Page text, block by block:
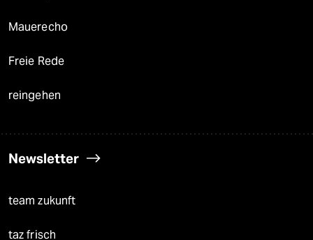
Mauerecho
Freie Rede
reingehen
Newsletter
team zukunft
taz frisch